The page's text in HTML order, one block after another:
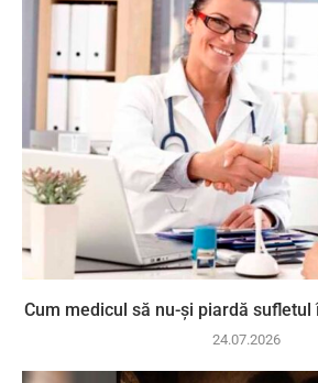
Cum medicul să nu-și piardă
24.07.2026